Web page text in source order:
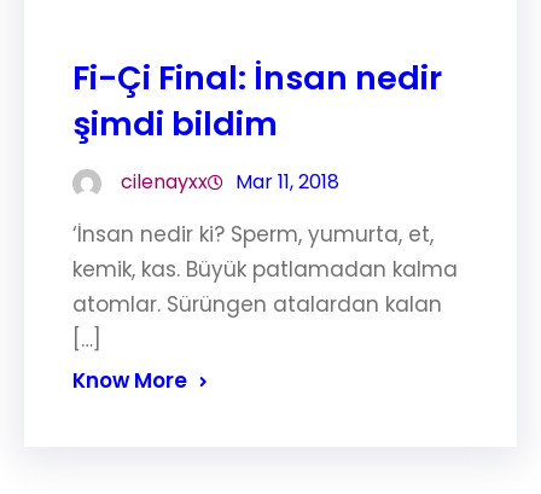
Fi-Çi Final: İnsan nedir
şimdi bildim
cilenayxx Mar 11, 2018
‘İnsan nedir ki? Sperm, yumurta, et,
kemik, kas. Büyük patlamadan kalma
atomlar. Sürüngen atalardan kalan
[…]
Know More